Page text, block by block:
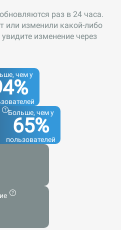
раз в 24 часа.
или изменили какой-либо
изменение через
чем у
Больше, чем у
65%
пользователей